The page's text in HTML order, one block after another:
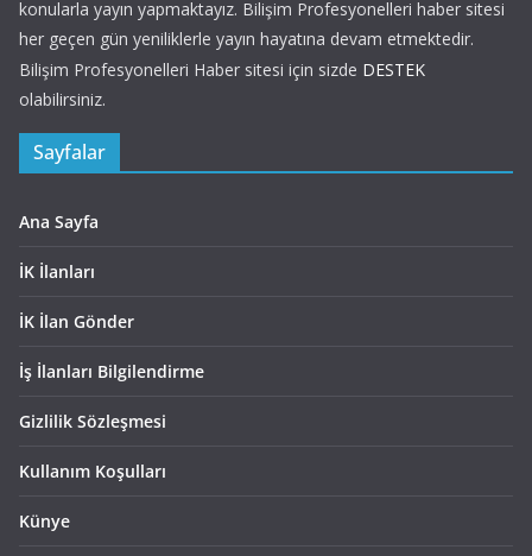
konularla yayın yapmaktayız. Bilişim Profesyonelleri haber sitesi
her geçen gün yeniliklerle yayın hayatına devam etmektedir.
Bilişim Profesyonelleri Haber sitesi için sizde DESTEK
olabilirsiniz.
Sayfalar
Ana Sayfa
İK İlanları
İK İlan Gönder
İş İlanları Bilgilendirme
Gizlilik Sözleşmesi
Kullanım Koşulları
Künye